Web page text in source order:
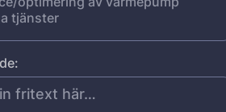
tjänster